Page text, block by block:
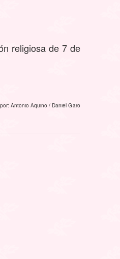
religiosa de 7 de
Antonio Aquino / Daniel Garo